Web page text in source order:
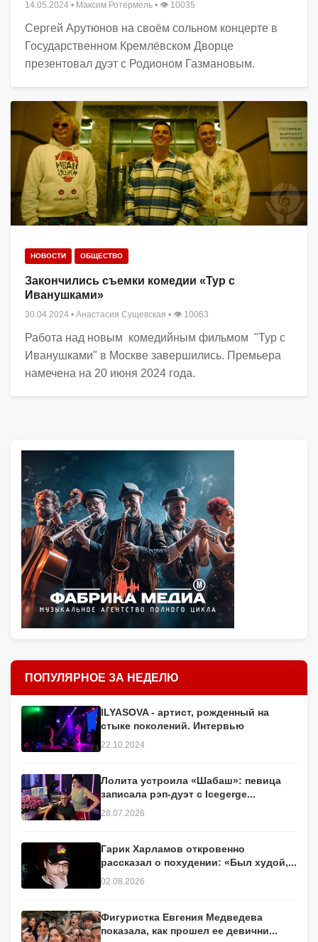
14.05.2024 • Максим Ротермель • 👁 10035
Сергей Арутюнов на своём сольном концерте в
Государственном Кремлёвском Дворце
презентовал дуэт с Родионом Газмановым.
НОВОСТИ ОБЩЕСТВО
Закончились съемки комедии «Тур с
Иванушками»
30.04.2024 • Анастасия Сущевская • 👁 10063
Работа над новым комедийным фильмом "Тур с
Иванушками" в Москве завершились. Премьера
намечена на 20 июня 2024 года.
ПОПУЛЯРНОЕ ЗА НЕДЕЛЮ
ILYASOVA - артист, рожденный на
стыке поколений. Интервью
22.10.2024
Лолита устроила «Шабаш»: певица
записала рэп-дуэт с Icegerge...
28.07.2026
Гарик Харламов откровенно
рассказал о похудении: «Был худой,...
02.08.2026
Фигуристка Евгения Медведева
показала, как прошел ее девични...